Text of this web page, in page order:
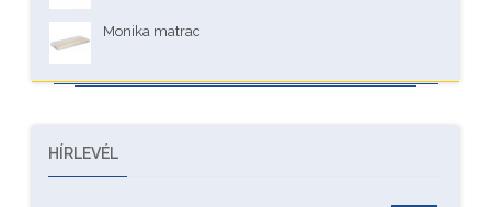
Monika matrac
HÍRLEVÉL